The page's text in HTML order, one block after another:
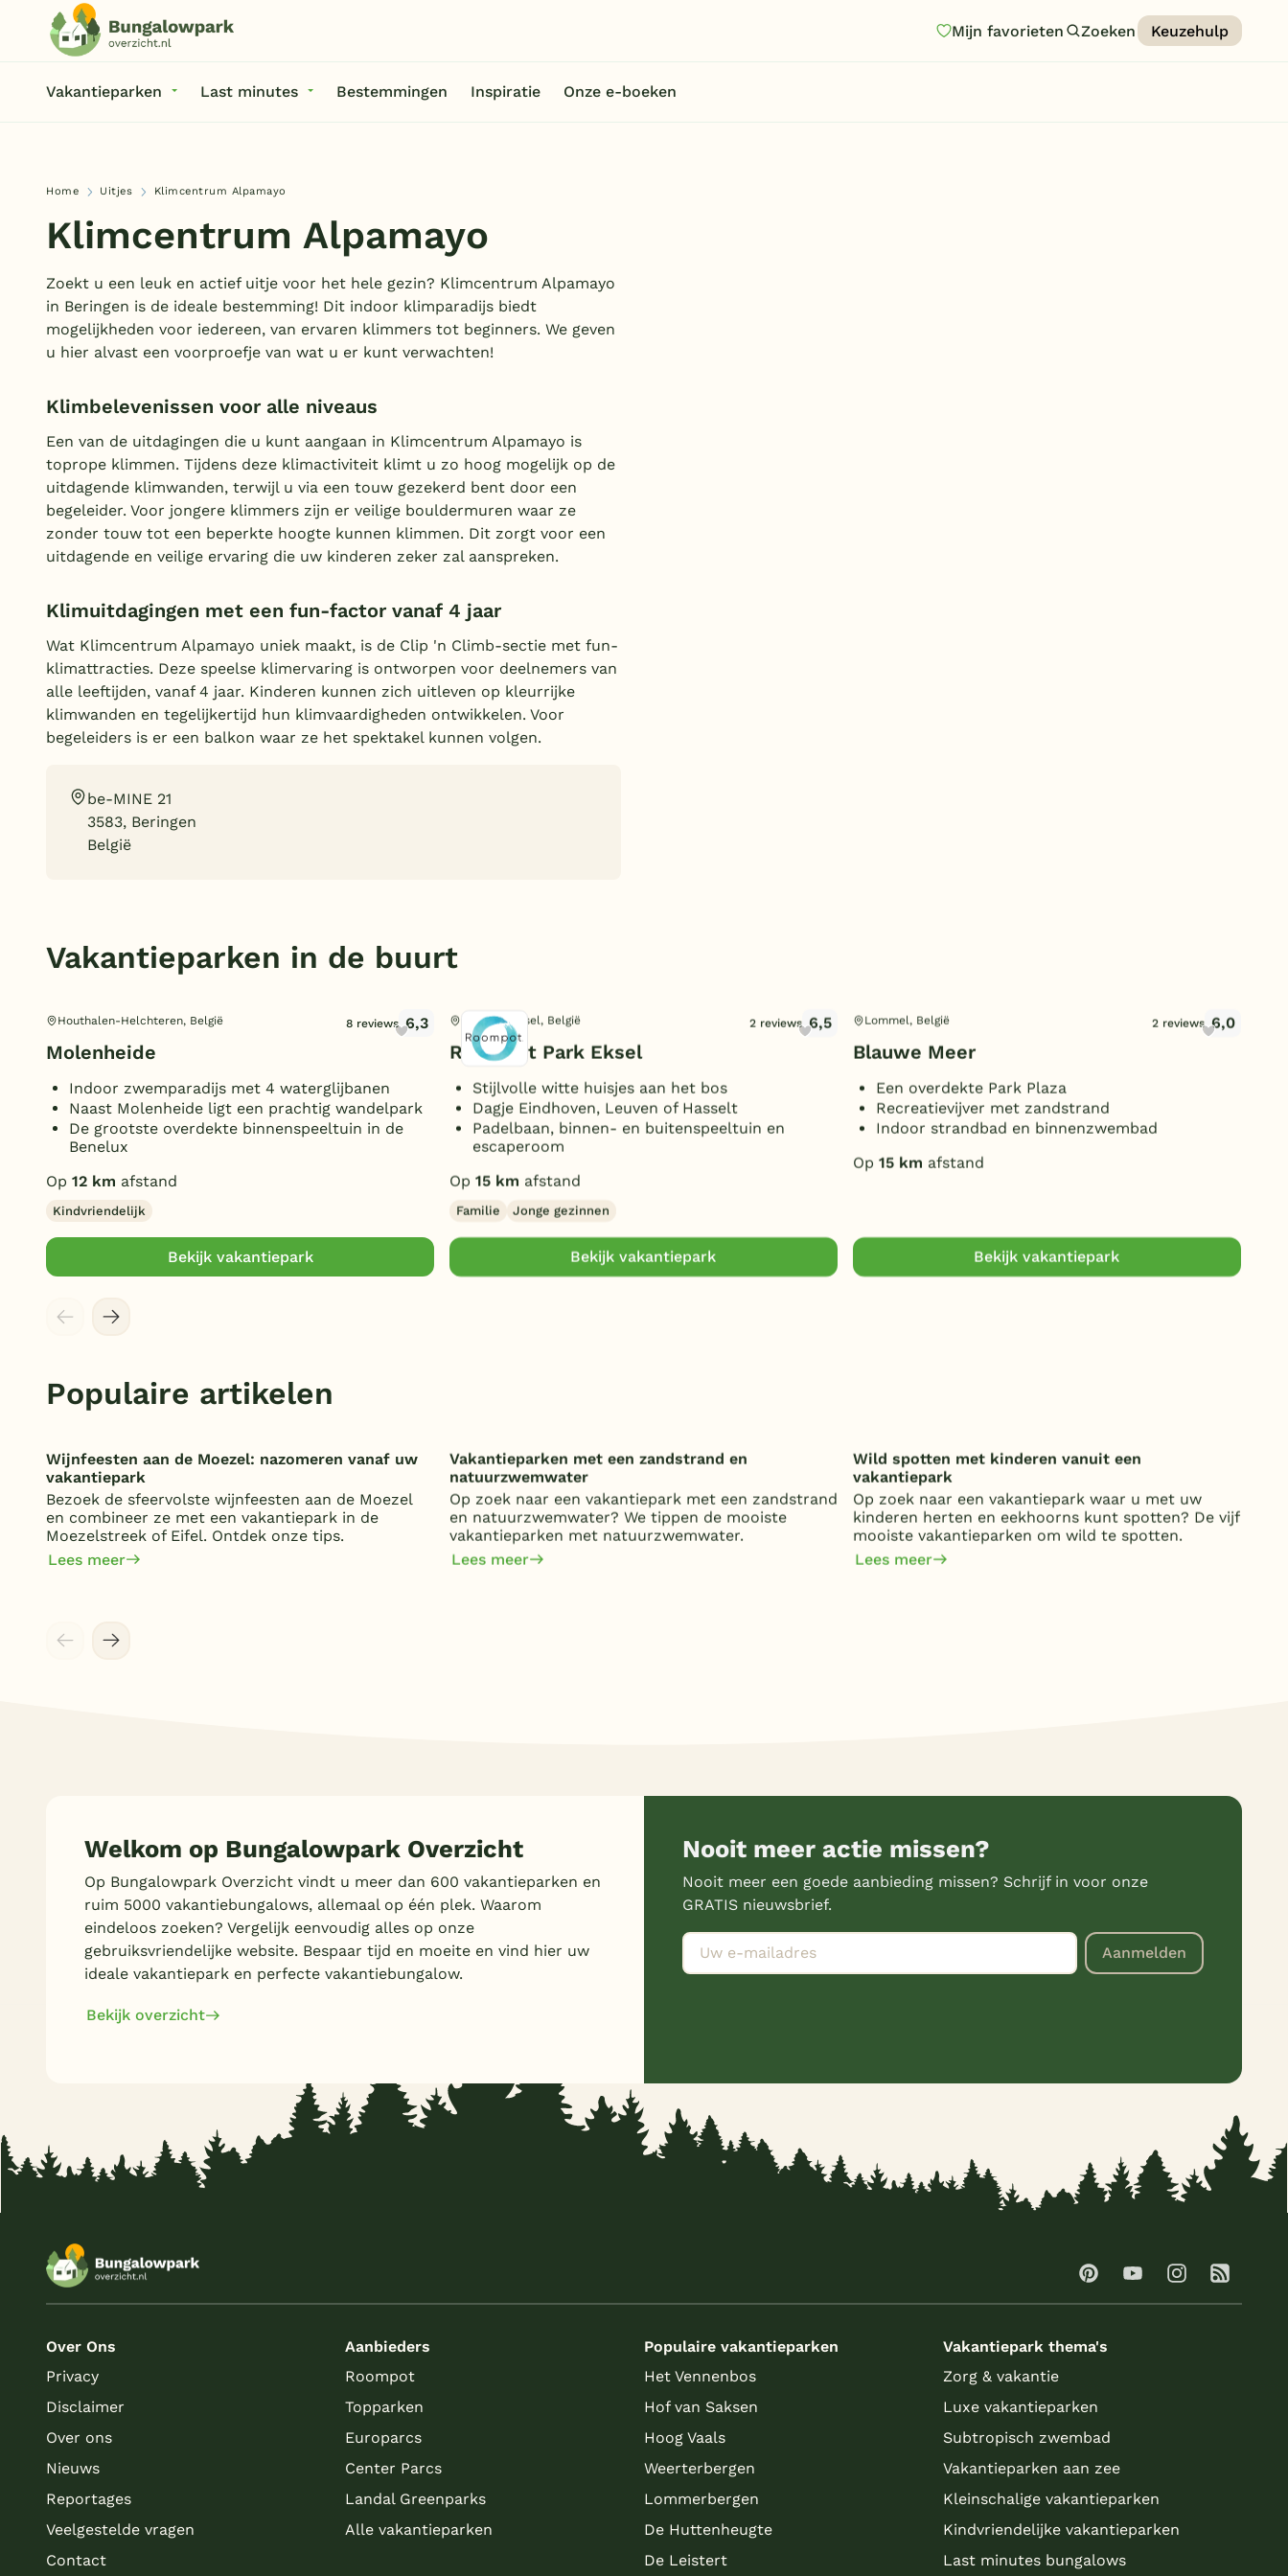
Mijn favorieten Zoeken Keuzehulp
Vakantieparken Last minutes Bestemmingen Inspiratie Onze e-boeken
Onze e-boeken
Home Uitjes Klimcentrum Alpamayo
Klimcentrum Alpamayo
Zoekt u een leuk en actief uitje voor het hele gezin? Klimcentrum Alpamayo
in Beringen is de ideale bestemming! Dit indoor klimparadijs biedt
mogelijkheden voor iedereen, van ervaren klimmers tot beginners. We geven
u hier alvast een voorproefje van wat u er kunt verwachten!
Klimbelevenissen voor alle niveaus
Een van de uitdagingen die u kunt aangaan in Klimcentrum Alpamayo is
toprope klimmen. Tijdens deze klimactiviteit klimt u zo hoog mogelijk op de
uitdagende klimwanden, terwijl u via een touw gezekerd bent door een
begeleider. Voor jongere klimmers zijn er veilige bouldermuren waar ze
zonder touw tot een beperkte hoogte kunnen klimmen. Dit zorgt voor een
uitdagende en veilige ervaring die uw kinderen zeker zal aanspreken.
Klimuitdagingen met een fun-factor vanaf 4 jaar
Wat Klimcentrum Alpamayo uniek maakt, is de Clip 'n Climb-sectie met fun-
klimattracties. Deze speelse klimervaring is ontworpen voor deelnemers van
alle leeftijden, vanaf 4 jaar. Kinderen kunnen zich uitleven op kleurrijke
klimwanden en tegelijkertijd hun klimvaardigheden ontwikkelen. Voor
begeleiders is er een balkon waar ze het spektakel kunnen volgen.
be-MINE 21
3583, Beringen
België
Vakantieparken in de buurt
Houthalen-Helchteren, België 8 reviews 6,3
Molenheide
Indoor zwemparadijs met 4 waterglijbanen
Naast Molenheide ligt een prachtig wandelpark
De grootste overdekte binnenspeeltuin in de
Benelux
Op 12 km afstand
Kindvriendelijk
Bekijk vakantiepark
Hechtel-Eksel, België 2 reviews 6,5
Roompot Park Eksel
Stijlvolle witte huisjes aan het bos
Dagje Eindhoven, Leuven of Hasselt
Padelbaan, binnen- en buitenspeeltuin en
escaperoom
Op 15 km afstand
Familie Jonge gezinnen
Bekijk vakantiepark
Lommel, België 2 reviews 6,0
Blauwe Meer
Een overdekte Park Plaza
Recreatievijver met zandstrand
Indoor strandbad en binnenzwembad
Op 15 km afstand
Bekijk vakantiepark
Populaire artikelen
Wijnfeesten aan de Moezel: nazomeren vanaf uw
vakantiepark
Bezoek de sfeervolste wijnfeesten aan de Moezel
en combineer ze met een vakantiepark in de
Moezelstreek of Eifel. Ontdek onze tips.
Lees meer
Vakantieparken met een zandstrand en
natuurzwemwater
Op zoek naar een vakantiepark met een zandstrand
en natuurzwemwater? We tippen de mooiste
vakantieparken met natuurzwemwater.
Lees meer
Wild spotten met kinderen vanuit een
vakantiepark
Op zoek naar een vakantiepark waar u met uw
kinderen herten en eekhoorns kunt spotten? De vijf
mooiste vakantieparken om wild te spotten.
Lees meer
Welkom op Bungalowpark Overzicht
Op Bungalowpark Overzicht vindt u meer dan 600 vakantieparken en
ruim 5000 vakantiebungalows, allemaal op één plek. Waarom
eindeloos zoeken? Vergelijk eenvoudig alles op onze
gebruiksvriendelijke website. Bespaar tijd en moeite en vind hier uw
ideale vakantiepark en perfecte vakantiebungalow.
Bekijk overzicht
Nooit meer actie missen?
Nooit meer een goede aanbieding missen? Schrijf in voor onze
GRATIS nieuwsbrief.
Aanmelden
Over Ons
Privacy
Disclaimer
Over ons
Nieuws
Reportages
Veelgestelde vragen
Contact
Aanbieders
Roompot
Topparken
Europarcs
Center Parcs
Landal Greenparks
Alle vakantieparken
Populaire vakantieparken
Het Vennenbos
Hof van Saksen
Hoog Vaals
Weerterbergen
Lommerbergen
De Huttenheugte
De Leistert
Vakantiepark thema's
Zorg & vakantie
Luxe vakantieparken
Subtropisch zwembad
Vakantieparken aan zee
Kleinschalige vakantieparken
Kindvriendelijke vakantieparken
Last minutes bungalows